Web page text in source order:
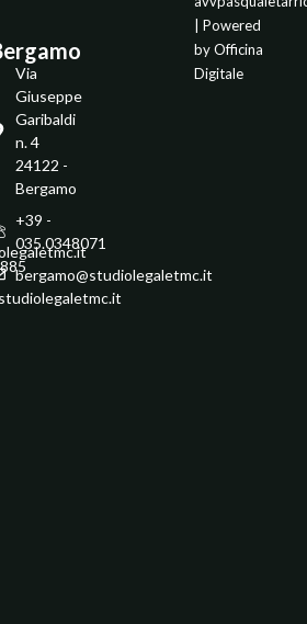
Via
Giuseppe
Garibaldi
n. 4
24122 -
Bergamo
+39 -
035.0348071
bergamo@studiolegaletmc.it
| Powered
byOfficina
Digitale